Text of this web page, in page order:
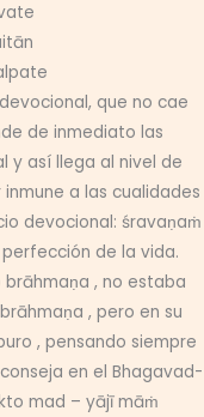
que no cae
de inmediato las
y así llega al nivel de
inmune a las cualidades
devocional: śravaṇaṁ
perfección de la vida.
, no estaba
, pero en su
, pensando siempre
en el Bhagavad-
mad – yājī māṁ